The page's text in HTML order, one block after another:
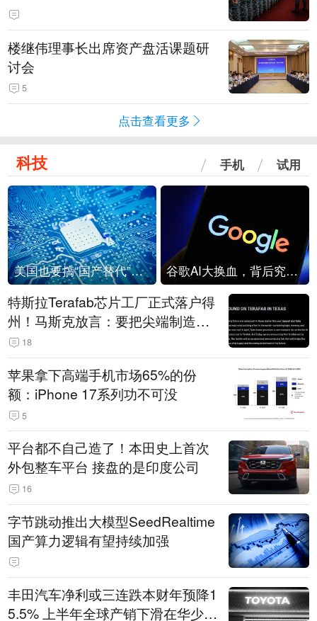
楼继伟理事长出席资产盘活课题研
讨会
5
点击查看更多
科技 手机 试用
美国也要搞“国产替代”？先算清三笔账 谷歌AI大换血，背后究竟发生了什么？
特斯拉Terafab芯片工厂正式落户得
州！马斯克放言：要把尖端制造带
回美国
18
苹果拿下高端手机市场65%的份
额：iPhone 17系列功不可没
5
平台都不自己造了！本田史上首次
外包整车平台 接盘的是印度公司
16
字节跳动推出大模型SeedRealtime
国产算力逻辑有望持续加强
丰田汽车净利或三连跌本财年预降1
5.5% 上半年全球产销下滑在华少卖